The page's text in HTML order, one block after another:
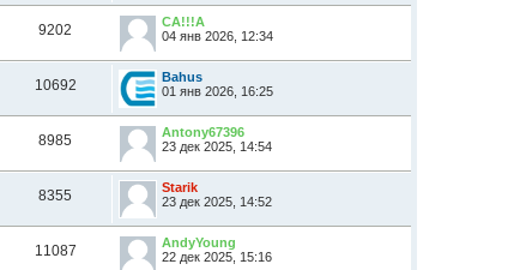
9202
CA!!!A
04 янв 2026, 12:34
10692
Bahus
01 янв 2026, 16:25
8985
Antony67396
23 дек 2025, 14:54
8355
Starik
23 дек 2025, 14:52
11087
AndyYoung
22 дек 2025, 15:16